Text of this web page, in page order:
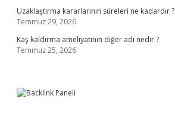
Uzaklaştırma kararlarının süreleri ne kadardır ?
Temmuz 29, 2026
Kaş kaldırma ameliyatının diğer adı nedir ?
Temmuz 25, 2026